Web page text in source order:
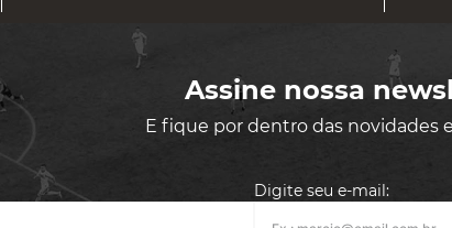
Assine nossa
E fique por dentro das novidades
Digite seu e-mail: